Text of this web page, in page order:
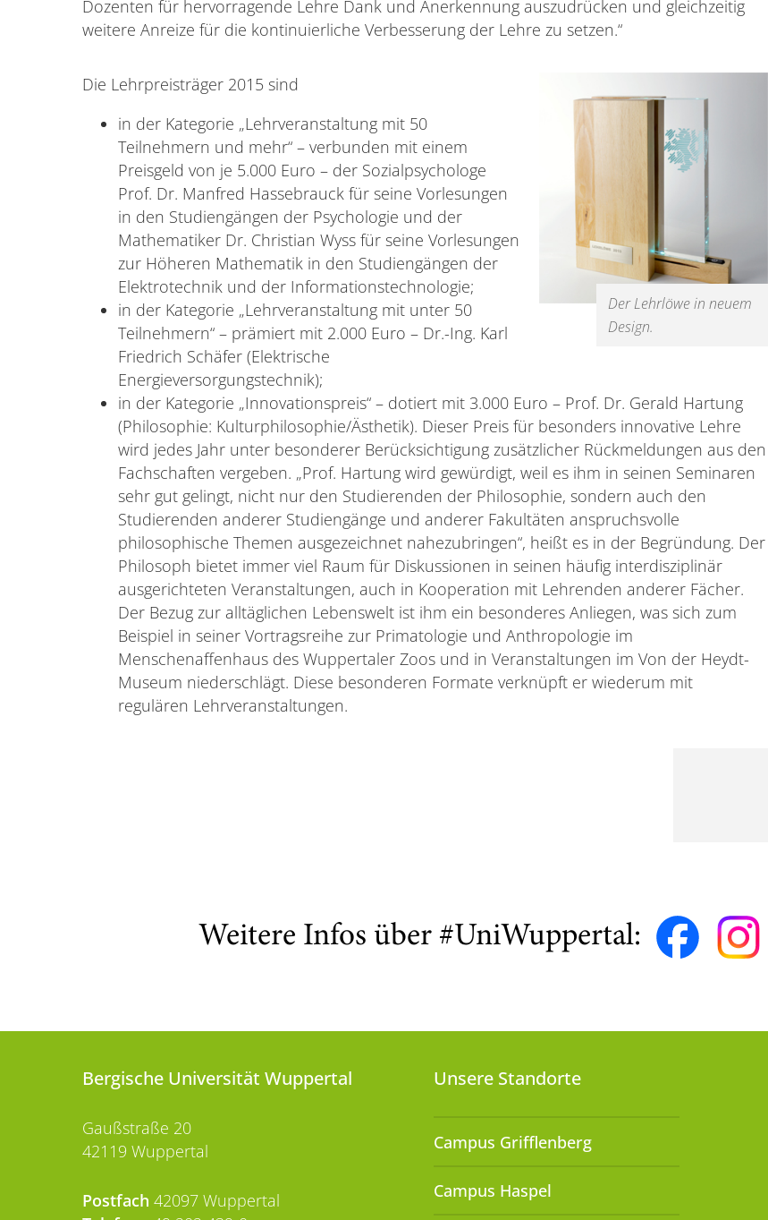
Dozenten für hervorragende Lehre Dank und Anerkennung auszudrücken und gleichzeitig
weitere Anreize für die kontinuierliche Verbesserung der Lehre zu setzen.“
Der Lehrlöwe in neuem
Design.
Die Lehrpreisträger 2015 sind
in der Kategorie „Lehrveranstaltung mit 50
Teilnehmern und mehr“ – verbunden mit einem
Preisgeld von je 5.000 Euro – der Sozialpsychologe
Prof. Dr. Manfred Hassebrauck für seine Vorlesungen
in den Studiengängen der Psychologie und der
Mathematiker Dr. Christian Wyss für seine Vorlesungen
zur Höheren Mathematik in den Studiengängen der
Elektrotechnik und der Informationstechnologie;
in der Kategorie „Lehrveranstaltung mit unter 50
Teilnehmern“ – prämiert mit 2.000 Euro – Dr.-Ing. Karl
Friedrich Schäfer (Elektrische
Energieversorgungstechnik);
in der Kategorie „Innovationspreis“ – dotiert mit 3.000 Euro – Prof. Dr. Gerald Hartung
(Philosophie: Kulturphilosophie/Ästhetik). Dieser Preis für besonders innovative Lehre
wird jedes Jahr unter besonderer Berücksichtigung zusätzlicher Rückmeldungen aus den
Fachschaften vergeben. „Prof. Hartung wird gewürdigt, weil es ihm in seinen Seminaren
sehr gut gelingt, nicht nur den Studierenden der Philosophie, sondern auch den
Studierenden anderer Studiengänge und anderer Fakultäten anspruchsvolle
philosophische Themen ausgezeichnet nahezubringen“, heißt es in der Begründung. Der
Philosoph bietet immer viel Raum für Diskussionen in seinen häufig interdisziplinär
ausgerichteten Veranstaltungen, auch in Kooperation mit Lehrenden anderer Fächer.
Der Bezug zur alltäglichen Lebenswelt ist ihm ein besonderes Anliegen, was sich zum
Beispiel in seiner Vortragsreihe zur Primatologie und Anthropologie im
Menschenaffenhaus des Wuppertaler Zoos und in Veranstaltungen im Von der Heydt-
Museum niederschlägt. Diese besonderen Formate verknüpft er wiederum mit
regulären Lehrveranstaltungen.
Weitere Infos über #UniWuppertal:
Bergische Universität Wuppertal
Gaußstraße 20
42119 Wuppertal
Postfach 42097 Wuppertal
Unsere Standorte
Campus Grifflenberg
Campus Haspel